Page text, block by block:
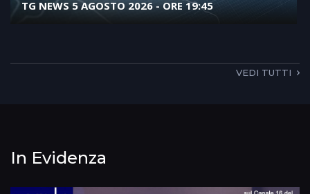
TG NEWS 5 AGOSTO 2026 - ORE 19:45
VEDI TUTTI
In Evidenza